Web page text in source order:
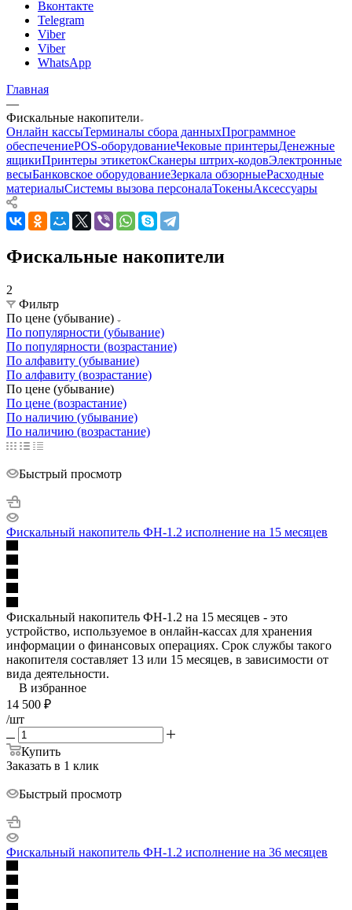
Вконтакте
Telegram
Viber
Viber
WhatsApp
Главная
—
Фискальные накопители
Онлайн кассыТерминалы сбора данныхПрограммное
обеспечениеPOS-оборудованиеЧековые принтерыДенежные
ящикиПринтеры этикетокСканеры штрих-кодовЭлектронные
весыБанковское оборудованиеЗеркала обзорныеРасходные
материалыСистемы вызова персоналаТокеныАксессуары
Фискальные накопители
2
Фильтр
По цене (убывание)
По популярности (убывание)
По популярности (возрастание)
По алфавиту (убывание)
По алфавиту (возрастание)
По цене (убывание)
По цене (возрастание)
По наличию (убывание)
По наличию (возрастание)
Быстрый просмотр
Фискальный накопитель ФН-1.2 исполнение на 15 месяцев
Фискальный накопитель ФН-1.2 на 15 месяцев - это
устройство, используемое в онлайн-кассах для хранения
информации о финансовых операциях. Срок службы такого
накопителя составляет 13 или 15 месяцев, в зависимости от
вида деятельности.
В избранное
14 500 ₽
/шт
Купить
Заказать в 1 клик
Быстрый просмотр
Фискальный накопитель ФН-1.2 исполнение на 36 месяцев